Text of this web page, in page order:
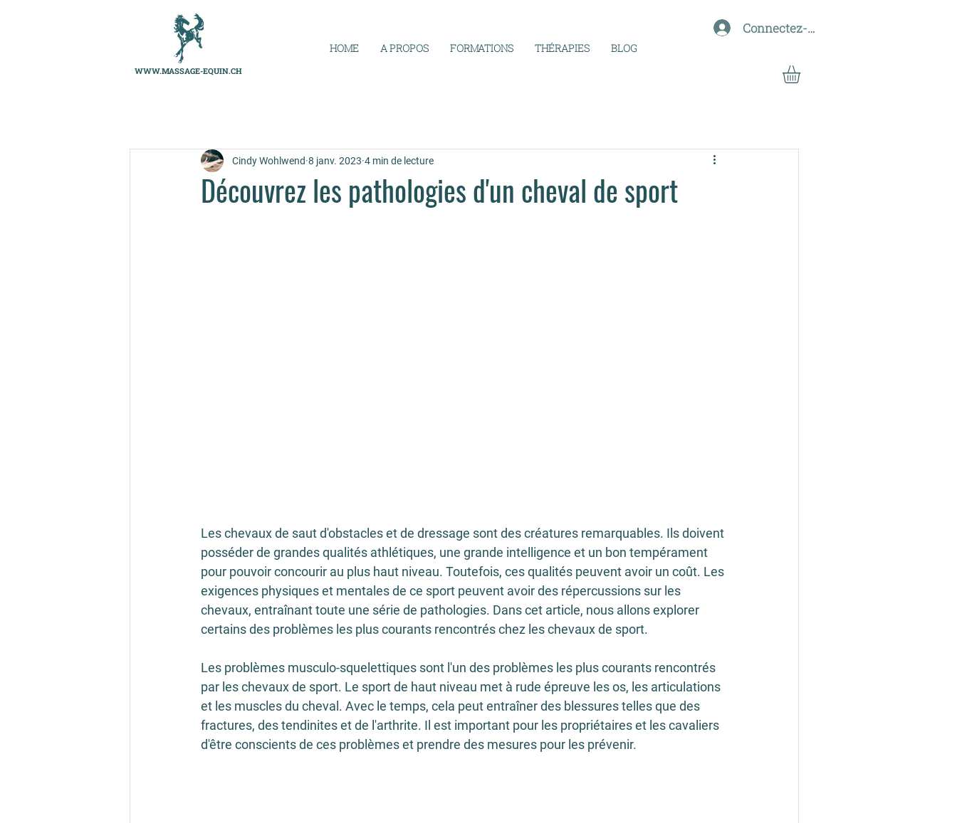
WWW.MASSAGE-EQUIN.CH
Connectez-vous
HOME A PROPOS FORMATIONS THÉRAPIES BLOG
Découvrez les pathologies d'un cheval de sport
Cindy Wohlwend 8 janv. 2023 4 min de lecture
Les chevaux de saut d'obstacles et de dressage sont des créatures remarquables. Ils doivent
posséder de grandes qualités athlétiques, une grande intelligence et un bon tempérament
pour pouvoir concourir au plus haut niveau. Toutefois, ces qualités peuvent avoir un coût. Les
exigences physiques et mentales de ce sport peuvent avoir des répercussions sur les
chevaux, entraînant toute une série de pathologies. Dans cet article, nous allons explorer
certains des problèmes les plus courants rencontrés chez les chevaux de sport.
Les problèmes musculo-squelettiques sont l'un des problèmes les plus courants rencontrés
par les chevaux de sport. Le sport de haut niveau met à rude épreuve les os, les articulations
et les muscles du cheval. Avec le temps, cela peut entraîner des blessures telles que des
fractures, des tendinites et de l'arthrite. Il est important pour les propriétaires et les cavaliers
d'être conscients de ces problèmes et prendre des mesures pour les prévenir.